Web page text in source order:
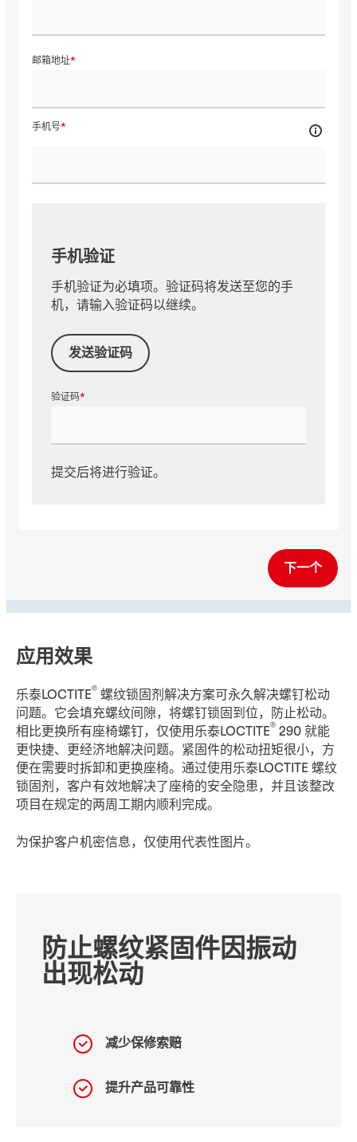
邮箱地址
手机号
手机验证
手机验证为必填项。验证码将发送至您的手
机，请输入验证码以继续。
验证码
提交后将进行验证。
发送验证码
下一个
应用效果
乐泰LOCTITE
®
螺纹锁固剂解决方案可永久解决螺钉松动
问题。它会填充螺纹间隙，将螺钉锁固到位，防止松动。
相比更换所有座椅螺钉，仅使用乐泰LOCTITE
®
290 就能
更快捷、更经济地解决问题。紧固件的松动扭矩很小，方
便在需要时拆卸和更换座椅。通过使用乐泰LOCTITE 螺纹
锁固剂，客户有效地解决了座椅的安全隐患，并且该整改
项目在规定的两周工期内顺利完成。
为保护客户机密信息，仅使用代表性图片。
防止螺纹紧固件因振动
出现松动
减少保修索赔
提升产品可靠性